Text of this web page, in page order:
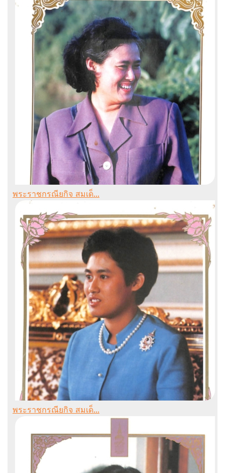
พระราชกรณียกิจ สมเด็...
พระราชกรณียกิจ สมเด็...